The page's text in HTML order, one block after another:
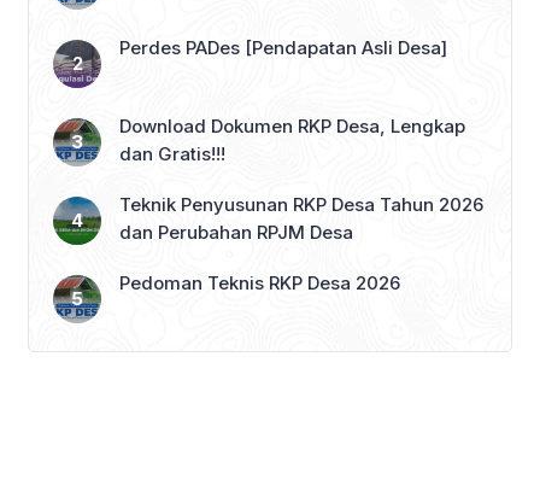
Perdes PADes [Pendapatan Asli Desa]
Download Dokumen RKP Desa, Lengkap
dan Gratis!!!
Teknik Penyusunan RKP Desa Tahun 2026
dan Perubahan RPJM Desa
Pedoman Teknis RKP Desa 2026